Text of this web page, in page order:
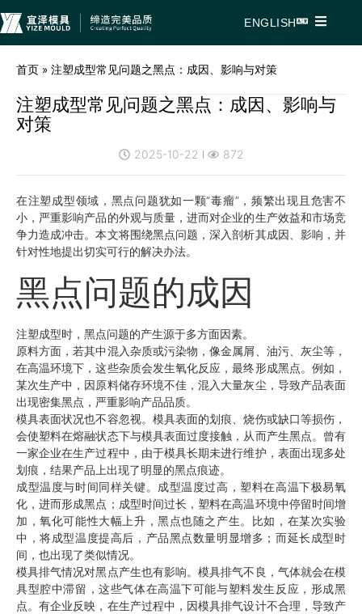
ENGLISH
首页 » 注塑成型常见问题之黑点：成因、影响与对策
注塑成型常见问题之黑点：成因、影响与
对策
2025-10-22 872
在注塑成型领域，黑点问题犹如一颗“毒瘤”，频繁出现且危害不
小，严重影响产品的外观与质量，进而对企业的生产效益和市场竞
争力造成冲击。本文将围绕黑点问题，深入剖析其成因、影响，并
针对性地提出切实可行的解决办法。
黑点问题的成因
注塑成型时，黑点问题的产生源于多方面因素。
原料方面，若其中混入杂质或污染物，像金属屑、油污、灰尘等，
在高温环境下，这些杂质会发生氧化反应，最终形成黑点。例如，
某次生产中，因原料储存环境不佳，混入大量灰尘，导致产品表面
出现密集黑点，严重影响产品品质。
模具表面状况也不容忽视。模具表面的划痕、烧伤或缺口等损伤，
会使塑料在熔融状态下与模具表面过度接触，从而产生黑点。曾有
一家企业在生产过程中，由于模具长期未进行维护，表面出现多处
划痕，结果产品上出现了明显的黑点痕迹。
成型温度与时间同样关键。成型温度过高，塑料在高温下极易氧
化，进而形成黑点；成型时间过长，塑料在高温环境中停留时间增
加，氧化可能性大幅上升，黑点也随之产生。比如，在某次实验
中，将成型温度提高后，产品黑点数量明显增多；而延长成型时
间，也出现了类似情况。
模具排气情况对黑点产生也有影响。模具排气不良，气体就会在模
具型腔中滞留，这些气体在高温下可能与塑料发生反应，形成黑
点。有企业反映，在生产过程中，因模具排气设计不合理，导致产